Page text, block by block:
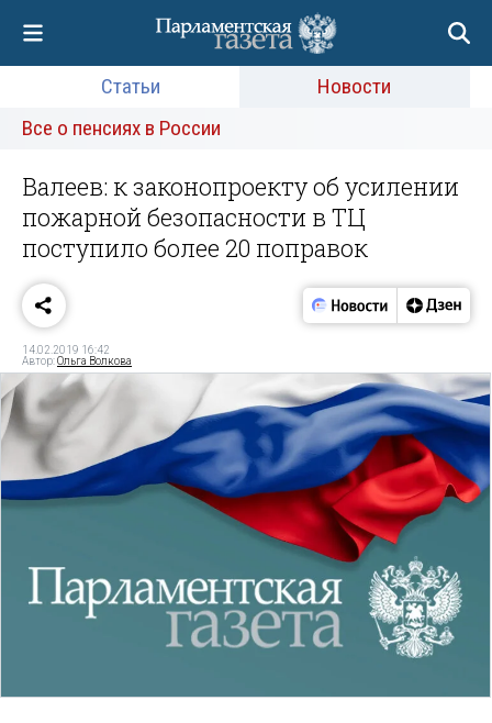
Статьи
Новости
Все о пенсиях в России
Валеев: к законопроекту об усилении
пожарной безопасности в ТЦ
поступило более 20 поправок
14.02.2019 16:42
Автор:Ольга Волкова